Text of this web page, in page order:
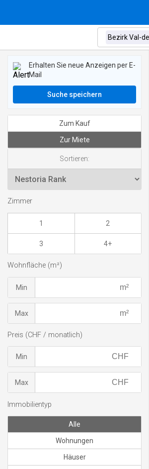
Erhalten Sie neue Anzeigen per E-
Mail
Suche speichern
Zum Kauf
Zur Miete
Sortieren:
Zimmer
1 2
3 4+
Wohnfläche (m²)
Min
Max
Preis (CHF / monatlich)
Min
Max
Immobilientyp
Alle
Wohnungen
Häuser